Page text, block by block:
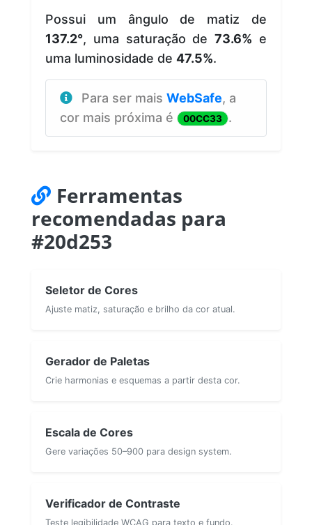
Possui um ângulo de matiz de
137.2°, uma saturação de73.6% e
uma luminosidade de 47.5%.
Para ser mais WebSafe, a
cor mais próxima é
00CC33 .
Ferramentas
recomendadas para
#20d253
Seletor de Cores
Ajuste matiz, saturação e brilho da cor atual.
Gerador de Paletas
Crie harmonias e esquemas a partir desta cor.
Escala de Cores
Gere variações 50–900 para design system.
Verificador de Contraste
Teste legibilidade WCAG para texto e fundo.